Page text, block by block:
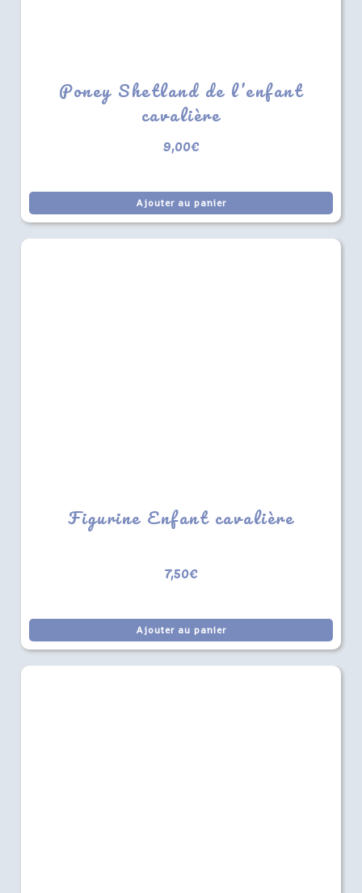
Poney Shetland de l’enfant
cavalière
9,00€
Ajouter au panier
Figurine Enfant cavalière
7,50€
Ajouter au panier